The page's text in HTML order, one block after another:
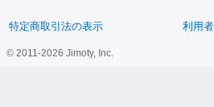
特定商取引法の表示 利用
© 2011-2026 Jimoty, Inc.